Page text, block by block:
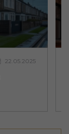
22.05.2025